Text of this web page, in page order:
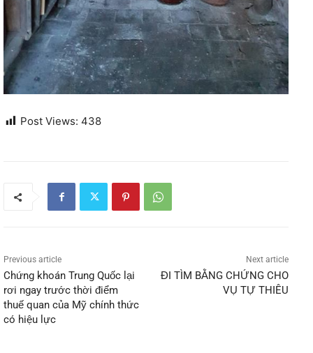
Post Views: 438
Previous article
Chứng khoán Trung Quốc lại
rơi ngay trước thời điểm
thuế quan của Mỹ chính thức
có hiệu lực
Next article
ĐI TÌM BẰNG CHỨNG CHO
VỤ TỰ THIÊU